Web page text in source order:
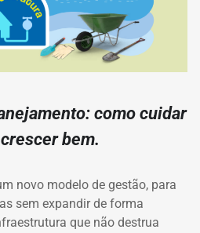
como cuidar
bem.
novo modelo de gestão, para
sem expandir de forma
que não destrua